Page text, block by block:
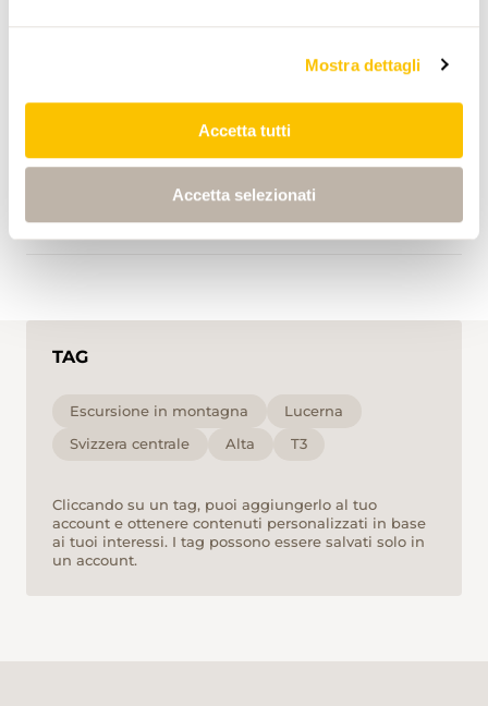
Mostra dettagli
Accetta tutti
Accetta selezionati
End point
TAG
Escursione in montagna
Lucerna
Svizzera centrale
Alta T3
Cliccando su un tag, puoi aggiungerlo al tuo
account e ottenere contenuti personalizzati in base
ai tuoi interessi. I tag possono essere salvati solo in
un account.